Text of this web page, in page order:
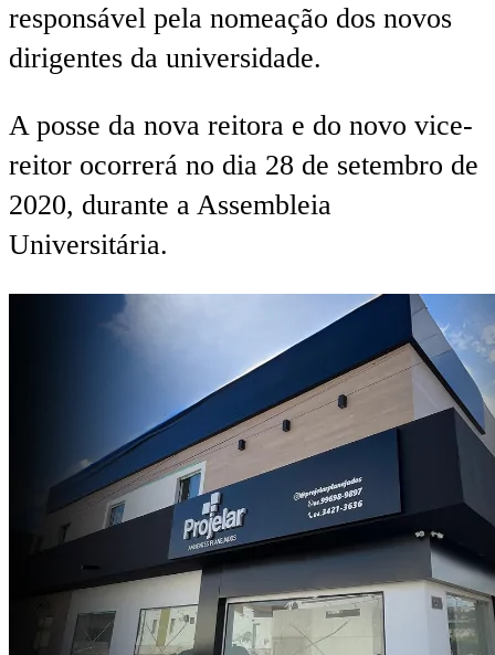
responsável pela nomeação dos novos
dirigentes da universidade.
A posse da nova reitora e do novo vice-
reitor ocorrerá no dia 28 de setembro de
2020, durante a Assembleia
Universitária.